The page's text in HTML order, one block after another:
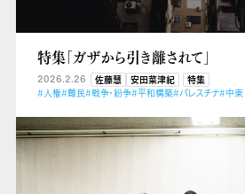
特集「ガザから引き離されて」
2026.2.26 佐藤慧 安田菜津紀
特集
#人権#難民#戦争・紛争#平和構築#パレスチナ#中東